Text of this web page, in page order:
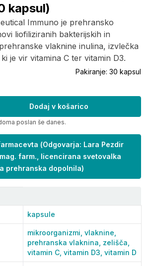
kapsul)
Immuno je prehransko
liofiliziranih bakterijskih in
vlaknine inulina, izvlečka
je vir vitamina C ter vitamin D3.
Pakiranje: 30 kapsul
Dodaj v košarico
poslan še danes.
(Odgovarja: Lara Pezdir
farm., licencirana svetovalka
prehranska dopolnila)
kapsule
mikroorganizmi, vlaknine,
prehranska vlaknina, zelišča,
vitamin C, vitamin D3, vitamin D